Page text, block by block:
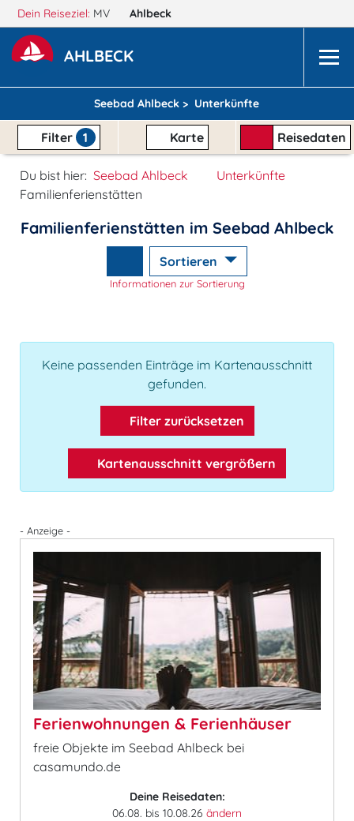
Dein Reiseziel: MV Ahlbeck
AHLBECK
Seebad Ahlbeck > Unterkünfte
Filter 1 Karte Reisedaten
Du bist hier: Seebad Ahlbeck
Unterkünfte
Familienferienstätten
Familienferienstätten im Seebad Ahlbeck
Sortieren
Informationen zur Sortierung
Keine passenden Einträge im Kartenausschnitt
gefunden.
Filter zurücksetzen
Kartenausschnitt vergrößern
- Anzeige -
Ferienwohnungen & Ferienhäuser
freie Objekte im Seebad Ahlbeck bei
casamundo.de
Deine Reisedaten:
06.08. bis 10.08.26 ändern